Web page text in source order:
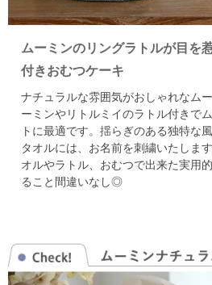
ムーミンのリングラトルが目を
付きおむつケーキ
ナチュラルな雰囲気がおしゃれなム
ーミンやリトルミイのラトル付きで
トに最適です。 揺らぎのある独特な
タオルには、お名前を刺繍いたします
オルやラトル、おむつで出来た実用
ること間違いなし◎